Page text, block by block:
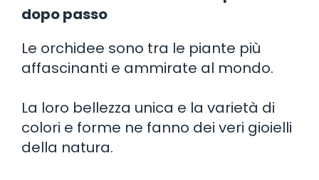
dopo passo
Le orchidee sono tra le piante più
affascinanti e ammirate al mondo.
La loro bellezza unica e la varietà di
colori e forme ne fanno dei veri gioielli
della natura.